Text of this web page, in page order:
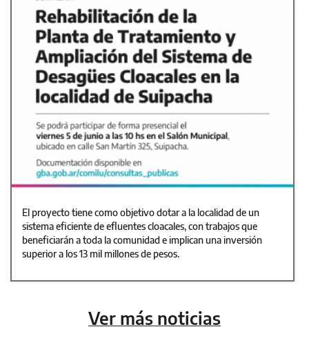
El proyecto tiene como objetivo dotar a la localidad de un
sistema eficiente de efluentes cloacales, con trabajos que
beneficiarán a toda la comunidad e implican una inversión
superior a los 13 mil millones de pesos.
Ver más noticias